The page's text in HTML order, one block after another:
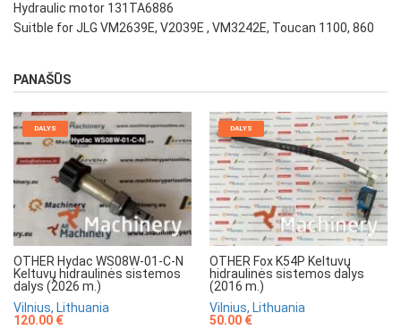
Hydraulic motor 131TA6886
Suitble for JLG VM2639E, V2039E , VM3242E, Toucan 1100, 860
PANAŠŪS
DALYS
OTHER Hydac WS08W-01-C-N
Keltuvų hidraulinės sistemos
dalys (2026 m.)
Vilnius, Lithuania
120.00 €
DALYS
OTHER Fox K54P Keltuvų
hidraulinės sistemos dalys
(2016 m.)
Vilnius, Lithuania
50.00 €